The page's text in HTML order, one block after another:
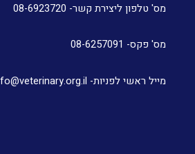
מס' טלפון ליצירת קשר- 08-6923720
מס' פקס- 08-6257091
מייל ראשי לפניות- info@veterinary.org.il